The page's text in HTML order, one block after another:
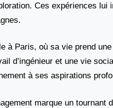
Ces expériences lui
à Paris, où sa vie prend
d’ingénieur et une vie
à ses aspirations
marque un tournant